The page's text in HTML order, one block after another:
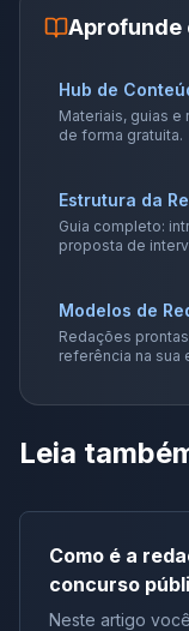
Aprofunde
Hub de
Materiais, guias
de forma gratuita.
Estrutura da
Guia completo:
proposta de
Modelos de
Redações
referência na sua
Leia
Como é a
concurso
Neste artigo